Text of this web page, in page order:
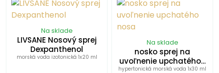
Na sklade
LIVSANE Nosový sprej
Dexpanthenol
morská voda izotonická 1x20 ml
Na sklade
nosko sprej na
uvoľnenie upchatého…
hypertonická morská voda 1x30 ml